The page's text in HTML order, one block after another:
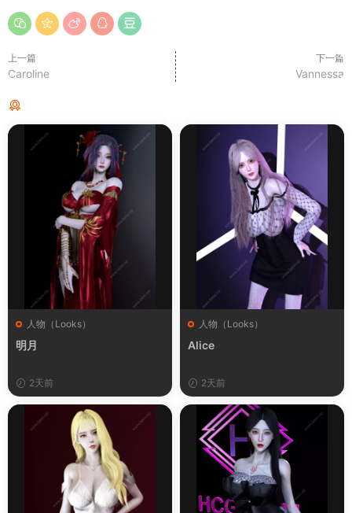
上一篇
Caroline
下一篇
Vannessa
人物（Looks）
明月
2天前
人物（Looks）
Alice
2天前